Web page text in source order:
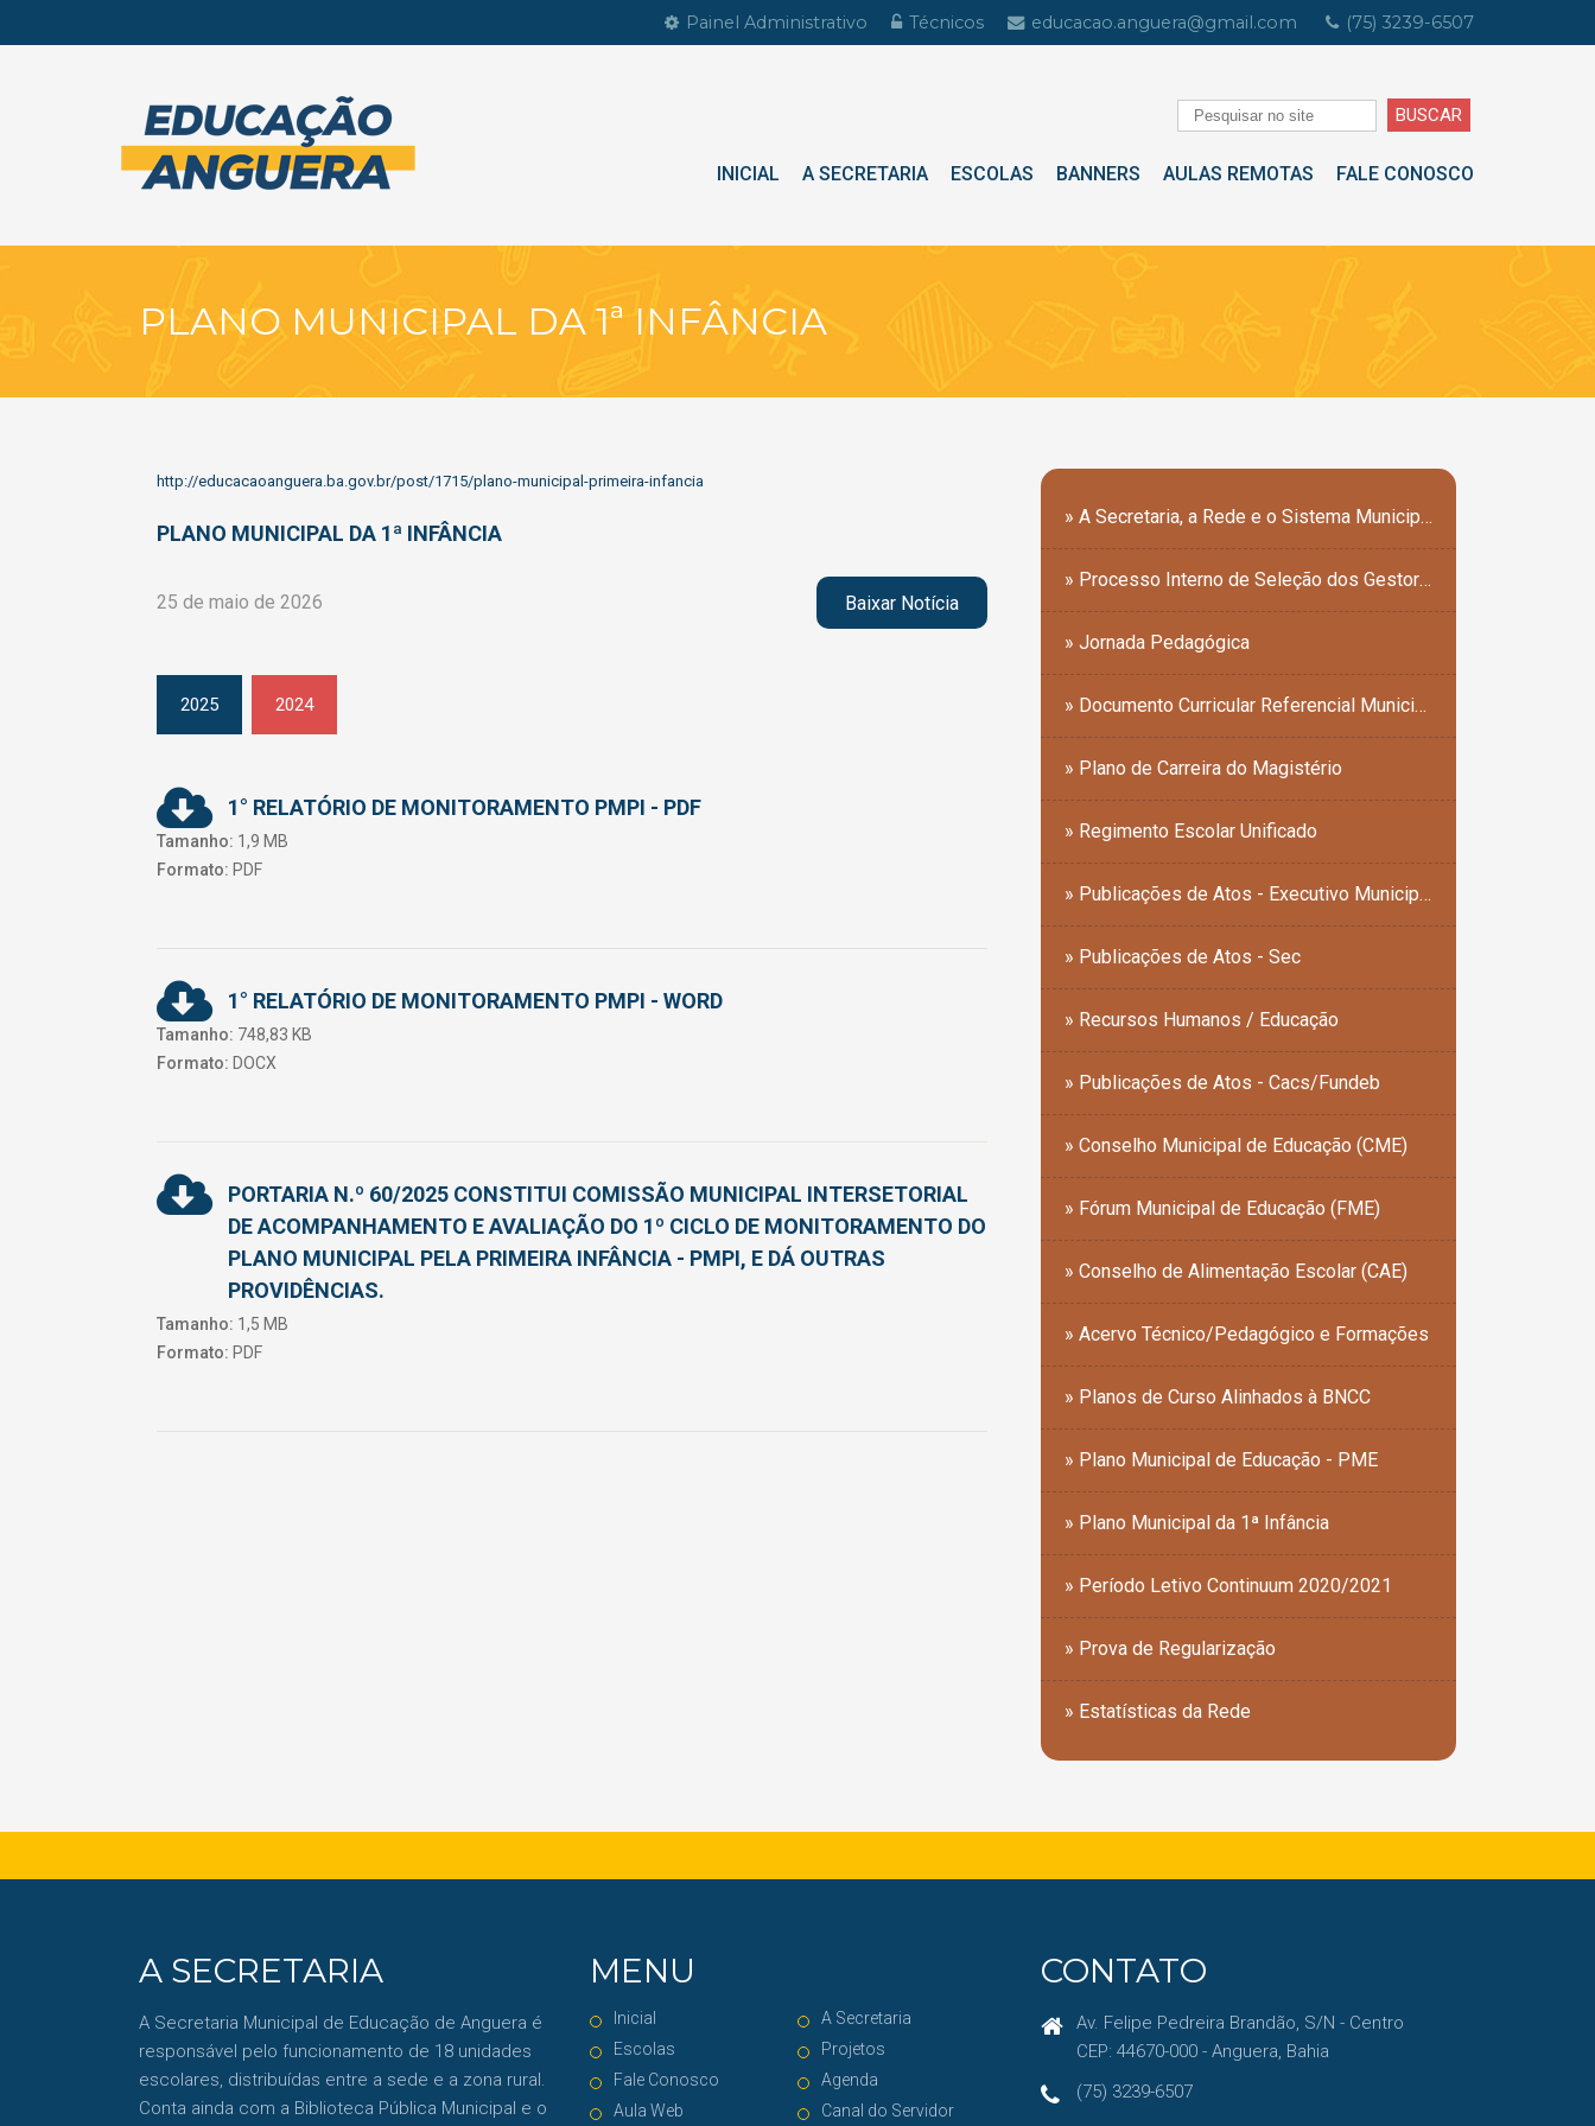
Painel Administrativo Técnicos educacao.anguera@gmail.com (75) 3239-6507
INICIAL A SECRETARIA ESCOLAS BANNERS AULAS REMOTAS FALE CONOSCO
PLANO MUNICIPAL DA 1ª INFÂNCIA
http://educacaoanguera.ba.gov.br/post/1715/plano-municipal-primeira-infancia
PLANO MUNICIPAL DA 1ª INFÂNCIA
25 de maio de 2026 Baixar Notícia
2025 2024
1° RELATÓRIO DE MONITORAMENTO PMPI - PDF
Tamanho: 1,9 MB
Formato: PDF
1° RELATÓRIO DE MONITORAMENTO PMPI - WORD
Tamanho: 748,83 KB
Formato: DOCX
PORTARIA N.º 60/2025 CONSTITUI COMISSÃO MUNICIPAL INTERSETORIAL
DE ACOMPANHAMENTO E AVALIAÇÃO DO 1º CICLO DE MONITORAMENTO DO
PLANO MUNICIPAL PELA PRIMEIRA INFÂNCIA - PMPI, E DÁ OUTRAS
PROVIDÊNCIAS.
Tamanho: 1,5 MB
Formato: PDF
» A Secretaria, a Rede e o Sistema Municipal de Ensino
» Processo Interno de Seleção dos Gestores Escolares
» Jornada Pedagógica
» Documento Curricular Referencial Municipal (DCRM)
» Plano de Carreira do Magistério
» Regimento Escolar Unificado
» Publicações de Atos - Executivo Municipal
» Publicações de Atos - Sec
» Recursos Humanos / Educação
» Publicações de Atos - Cacs/Fundeb
» Conselho Municipal de Educação (CME)
» Fórum Municipal de Educação (FME)
» Conselho de Alimentação Escolar (CAE)
» Acervo Técnico/Pedagógico e Formações
» Planos de Curso Alinhados à BNCC
» Plano Municipal de Educação - PME
» Plano Municipal da 1ª Infância
» Período Letivo Continuum 2020/2021
» Prova de Regularização
» Estatísticas da Rede
A SECRETARIA
A Secretaria Municipal de Educação de Anguera é
responsável pelo funcionamento de 18 unidades
escolares, distribuídas entre a sede e a zona rural.
Conta ainda com a Biblioteca Pública Municipal e o
MENU
Inicial
A Secretaria
Escolas
Projetos
Fale Conosco
Agenda
Aula Web
Canal do Servidor
CONTATO
Av. Felipe Pedreira Brandão, S/N - Centro
CEP: 44670-000 - Anguera, Bahia
(75) 3239-6507